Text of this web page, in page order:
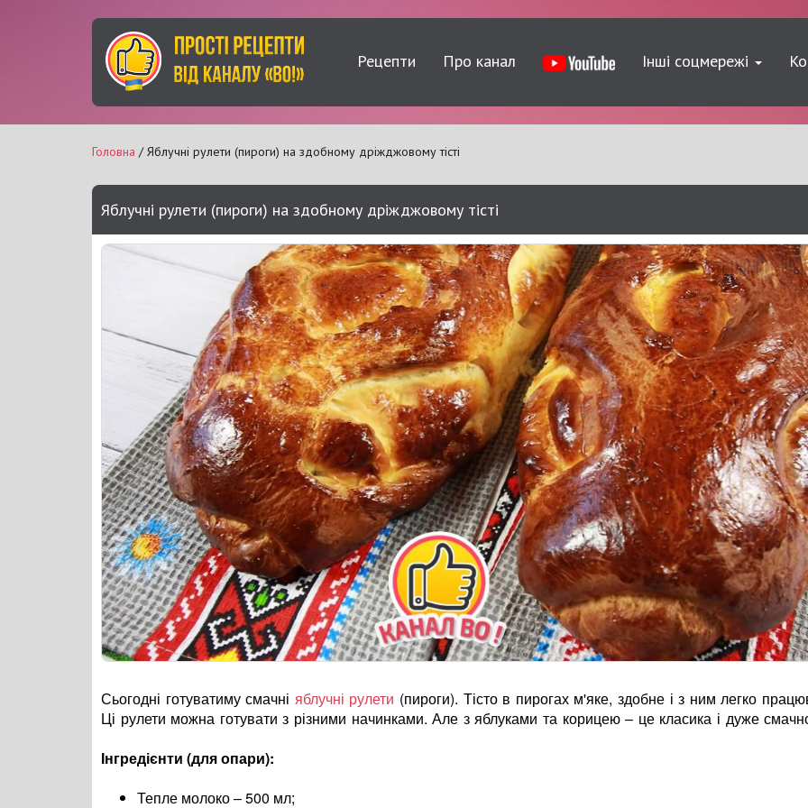
Рецепти Про канал Інші соцмережі
Головна / Яблучні рулети (пироги) на здобному дріжджовому тісті
Яблучні рулети (пироги) на здобному дріжджовому тісті
Сьогодні готуватиму смачні яблучні рулети (пироги). Тісто в пирогах м'яке, здобне і з ним легко
Ці рулети можна готувати з різними начинками. Але з яблуками та корицею – це класика і дуже
Інгредієнти (для опари):
Тепле молоко – 500 мл;